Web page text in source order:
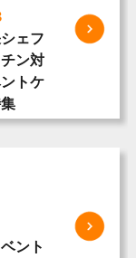
ェフ
ン対
トケ
ント